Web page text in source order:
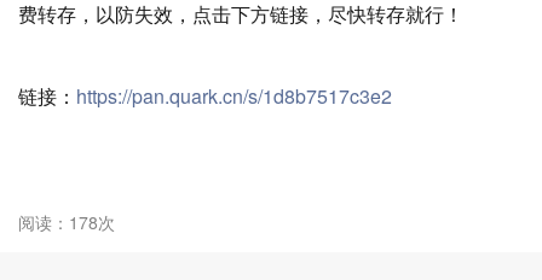
费转存，以防失效，点击下方链接，尽快转存就行！
链接： https://pan.quark.cn/s/1d8b7517c3e2
阅读：178次